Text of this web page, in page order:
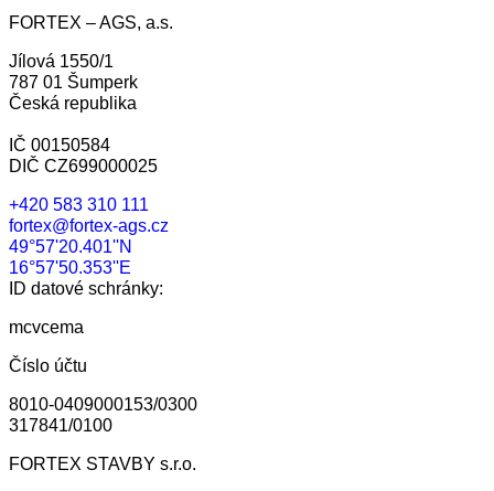
FORTEX – AGS, a.s.
Jílová 1550/1
787 01 Šumperk
Česká republika
IČ 00150584
DIČ CZ699000025
+420 583 310 111
fortex@fortex-ags.cz
49°57'20.401''N
16°57'50.353''E
ID datové schránky:
mcvcema
Číslo účtu
8010-0409000153/0300
317841/0100
FORTEX STAVBY s.r.o.